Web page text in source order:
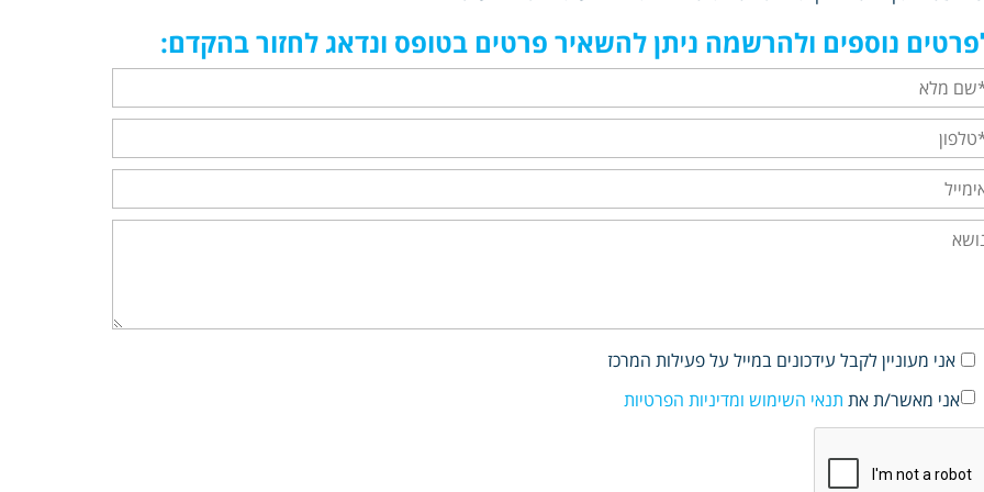
נוספים ולהרשמה ניתן להשאיר פרטים בטופס ונדאג לחזור בהקדם:
אני מעוניין לקבל עידכונים במייל על פעילות המרכז
אני מאשר/ת את תנאי השימוש ומדיניות הפרטיות